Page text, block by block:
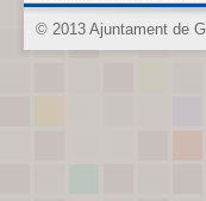
© 2013 Ajuntament de